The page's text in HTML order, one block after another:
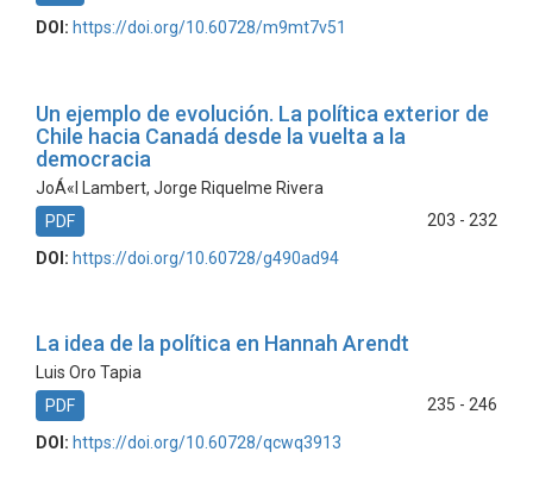
DOI: https://doi.org/10.60728/m9mt7v51
Un ejemplo de evolución. La política exterior de
Chile hacia Canadá desde la vuelta a la
democracia
JoÁ«l Lambert, Jorge Riquelme Rivera
203 - 232
PDF
DOI: https://doi.org/10.60728/g490ad94
La idea de la política en Hannah Arendt
Luis Oro Tapia
235 - 246
PDF
DOI: https://doi.org/10.60728/qcwq3913